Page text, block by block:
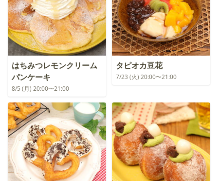
はちみつレモンクリーム
パンケーキ
8/5 (月) 20:00〜21:00
タピオカ豆花
7/23 (火) 20:00〜21:00